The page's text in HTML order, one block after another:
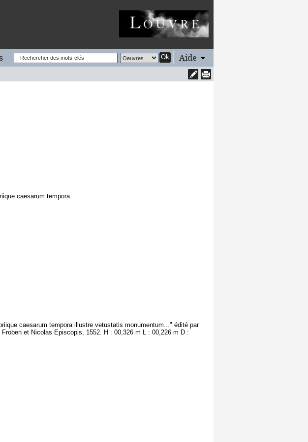
Ok Aide
caesarum tempora
caesarum tempora illustre vetustatis monumentum..." édité par
et Nicolas Episcopis, 1552. H : 00,326 m L : 00,226 m D :